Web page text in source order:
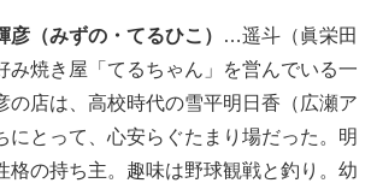
彦（みずの・てるひこ） …遥斗（眞栄田
み焼き屋「てるちゃん」を営んでいる一
の店は、高校時代の雪平明日香（広瀬ア
にとって、心安らぐたまり場だった。明
格の持ち主。趣味は野球観戦と釣り。幼